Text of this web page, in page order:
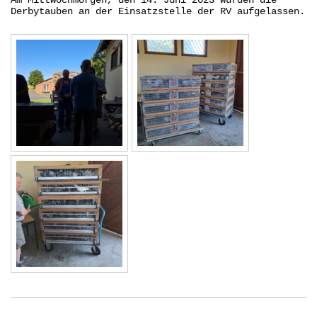
Derbytauben an der Einsatzstelle der RV aufgelassen.